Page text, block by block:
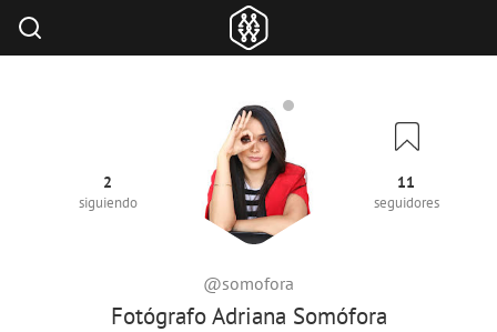
Fotógrafo Adriana Somófora
@somofora
2
siguiendo
11
seguidores